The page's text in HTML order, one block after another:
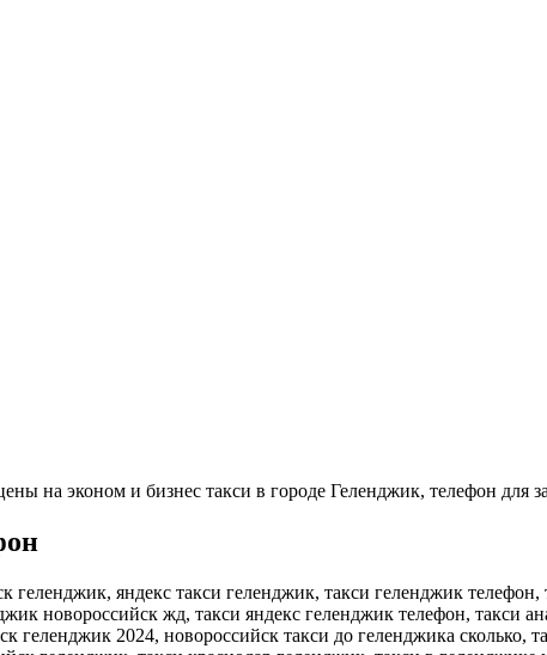
на эконом и бизнес такси в городе Геленджик, телефон для
геленджик, яндекс такси геленджик, такси геленджик
новороссийск жд, такси яндекс геленджик телефон, такси
геленджик 2024, новороссийск такси до геленджика сколько,